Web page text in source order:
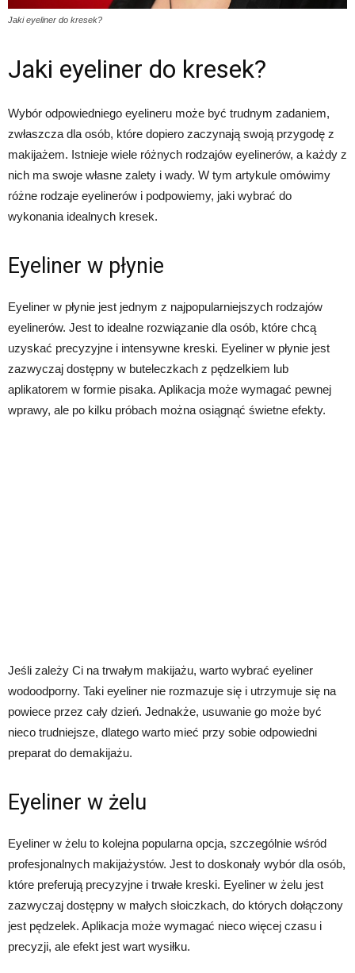
Jaki eyeliner do kresek?
Jaki eyeliner do kresek?
Wybór odpowiedniego eyelineru może być trudnym zadaniem,
zwłaszcza dla osób, które dopiero zaczynają swoją przygodę z
makijażem. Istnieje wiele różnych rodzajów eyelinerów, a każdy z
nich ma swoje własne zalety i wady. W tym artykule omówimy
różne rodzaje eyelinerów i podpowiemy, jaki wybrać do
wykonania idealnych kresek.
Eyeliner w płynie
Eyeliner w płynie jest jednym z najpopularniejszych rodzajów
eyelinerów. Jest to idealne rozwiązanie dla osób, które chcą
uzyskać precyzyjne i intensywne kreski. Eyeliner w płynie jest
zazwyczaj dostępny w buteleczkach z pędzelkiem lub
aplikatorem w formie pisaka. Aplikacja może wymagać pewnej
wprawy, ale po kilku próbach można osiągnąć świetne efekty.
Jeśli zależy Ci na trwałym makijażu, warto wybrać eyeliner
wodoodporny. Taki eyeliner nie rozmazuje się i utrzymuje się na
powiece przez cały dzień. Jednakże, usuwanie go może być
nieco trudniejsze, dlatego warto mieć przy sobie odpowiedni
preparat do demakijażu.
Eyeliner w żelu
Eyeliner w żelu to kolejna popularna opcja, szczególnie wśród
profesjonalnych makijażystów. Jest to doskonały wybór dla osób,
które preferują precyzyjne i trwałe kreski. Eyeliner w żelu jest
zazwyczaj dostępny w małych słoiczkach, do których dołączony
jest pędzelek. Aplikacja może wymagać nieco więcej czasu i
precyzji, ale efekt jest wart wysiłku.